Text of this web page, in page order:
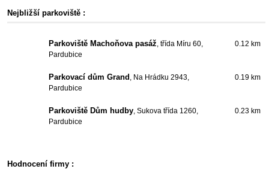
Nejbližší parkoviště :
Parkoviště Machoňova pasáž, třída Míru 60,
Pardubice
0.12 km
Parkovací dům Grand , Na Hrádku 2943,
Pardubice
0.19 km
Parkoviště Dům hudby, Sukova třída 1260,
Pardubice
0.23 km
Hodnocení firmy :